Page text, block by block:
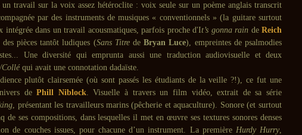
travail sur la voix assez hétéroclite : voix seule sur un poème anglais transcrit
par des instruments de musiques « conventionnels » (la guitare surtout
dans un travail acousmatiques, parfois proche d'It’s gonna rain de Reich
pièces tantôt ludiques (Sans TitredeBryan Luce), empreintes de psalmodies
Une diversité qui emprunta aussi une traduction audiovisuelle et deux
Colléqui avait une connotation dadaïste.
plutôt clairsemée (où sont passés les étudiants de la veille ?!), ce fut une
dePhill Niblock. Visuelle à travers un film vidéo, extrait de sa série
, présentant les travailleurs marins (pêcherie et aquaculture). Sonore (et surtout
de ses compositions, dans lesquelles il met en œuvre ses textures sonores denses
de couches issues, pour chacune d’un instrument. La première Hurdy Hurry,